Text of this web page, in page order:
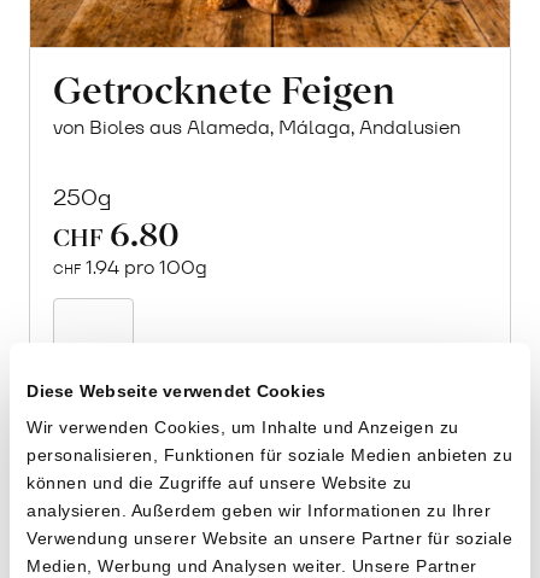
Diese Webseite verwendet Cookies
Wir verwenden Cookies, um Inhalte und Anzeigen zu
personalisieren, Funktionen für soziale Medien anbieten zu
können und die Zugriffe auf unsere Website zu
analysieren. Außerdem geben wir Informationen zu Ihrer
Verwendung unserer Website an unsere Partner für soziale
Medien, Werbung und Analysen weiter. Unsere Partner
Getrocknete Feigen
von Bioles aus Alameda, Málaga, Andalusien
250g
CHF 6.80
CHF 1.94 pro 100g